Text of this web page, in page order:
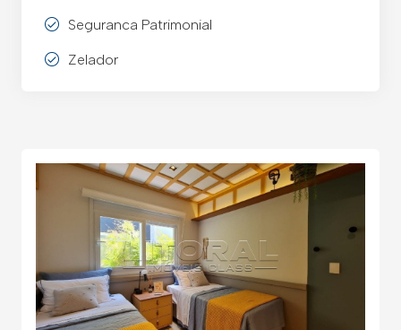
Seguranca Patrimonial
Zelador